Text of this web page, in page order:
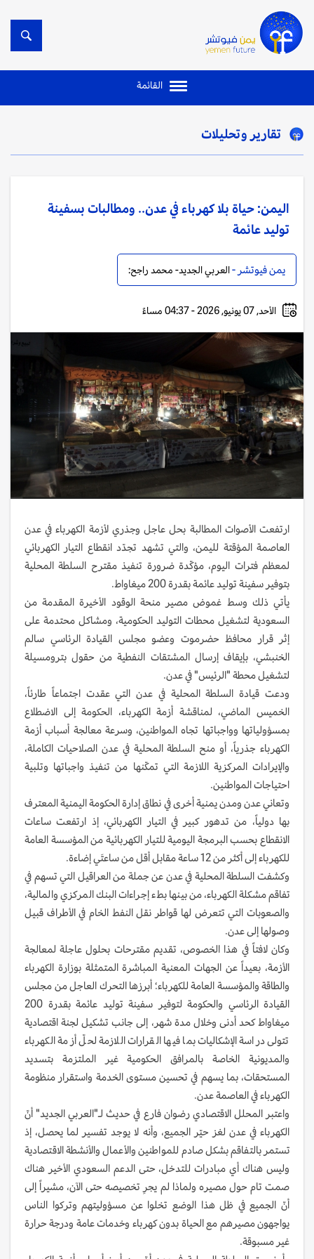
القائمة
تقارير وتحليلات
اليمن: حياة بلا كهرباء في عدن.. ومطالبات بسفينة
توليد عائمة
يمن فيوتشر -العربي الجديد- محمد راجح:
الأحد, 07 يونيو, 2026 - 04:37 مساءً
ارتفعت الأصوات المطالبة بحل عاجل وجذري لأزمة الكهرباء في عدن
العاصمة المؤقتة لليمن، والتي تشهد تجدّد انقطاع التيار الكهربائي
لمعظم فترات اليوم، مؤكّدة ضرورة تنفيذ مقترح السلطة المحلية
بتوفير سفينة توليد عائمة بقدرة 200 ميغاواط.
يأتي ذلك وسط غموض مصير منحة الوقود الأخيرة المقدمة من
السعودية لتشغيل محطات التوليد الحكومية، ومشاكل محتدمة على
إثر قرار محافظ حضرموت وعضو مجلس القيادة الرئاسي سالم
الخنبشي، بإيقاف إرسال المشتقات النفطية من حقول بترومسيلة
لتشغيل محطة "الرئيس" في عدن.
ودعت قيادة السلطة المحلية في عدن التي عقدت اجتماعاً طارئاً،
الخميس الماضي، لمناقشة أزمة الكهرباء، الحكومة إلى الاضطلاع
بمسؤولياتها وواجباتها تجاه المواطنين، وسرعة معالجة أسباب أزمة
الكهرباء جذرياً، أو منح السلطة المحلية في عدن الصلاحيات الكاملة،
والإيرادات المركزية اللازمة التي تمكّنها من تنفيذ واجباتها وتلبية
احتياجات المواطنين.
وتعاني عدن ومدن يمنية أخرى في نطاق إدارة الحكومة اليمنية المعترف
بها دولياً، من تدهور كبير في التيار الكهربائي، إذ ارتفعت ساعات
الانقطاع بحسب البرمجة اليومية للتيار الكهربائية من المؤسسة العامة
للكهرباء إلى أكثر من 12 ساعة مقابل أقل من ساعتَي إضاءة.
وكشفت السلطة المحلية في عدن عن جملة من العراقيل التي تسهم في
تفاقم مشكلة الكهرباء، من بينها بطء إجراءات البنك المركزي والمالية،
والصعوبات التي تتعرض لها قواطر نقل النفط الخام في الأطراف قبيل
وصولها إلى عدن.
وكان لافتاً في هذا الخصوص، تقديم مقترحات بحلول عاجلة لمعالجة
الأزمة، بعيداً عن الجهات المعنية المباشرة المتمثلة بوزارة الكهرباء
والطاقة والمؤسسة العامة للكهرباء؛ أبرزها التحرك العاجل من مجلس
القيادة الرئاسي والحكومة لتوفير سفينة توليد عائمة بقدرة 200
ميغاواط كحد أدنى وخلال مدة شهر، إلى جانب تشكيل لجنة اقتصادية
تتولى دراسة الإشكاليات بما فيها القرارات اللازمة لحلّ أزمة الكهرباء
والمديونية الخاصة بالمرافق الحكومية غير الملتزمة بتسديد
المستحقات، بما يسهم في تحسين مستوى الخدمة واستقرار منظومة
الكهرباء في العاصمة عدن.
واعتبر المحلل الاقتصادي رضوان فارع في حديث لـ"العربي الجديد" أنّ
الكهرباء في عدن لغز حيّر الجميع، وأنه لا يوجد تفسير لما يحصل، إذ
تستمر بالتفاقم بشكل صادم للمواطنين والأعمال والأنشطة الاقتصادية
وليس هناك أي مبادرات للتدخل، حتى الدعم السعودي الأخير هناك
صمت تام حول مصيره ولماذا لم يجرِ تخصيصه حتى الآن، مشيراً إلى
أنّ الجميع في ظل هذا الوضع تخلوا عن مسؤوليتهم وتركوا الناس
يواجهون مصيرهم مع الحياة بدون كهرباء وخدمات عامة ودرجة حرارة
غير مسبوقة.